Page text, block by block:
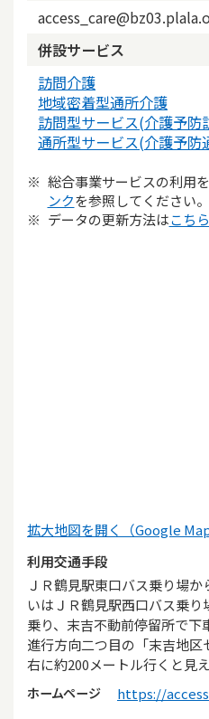
併設サービス
訪問介護
地域密着型通所介護
訪問型サービス(介護予防
通所型サービス(介護予防
総合事業サービスの利用
ンクを参照してください。
データの更新方法はこちら
拡大地図を開く（Google
利用交通手段
ＪＲ鶴見駅東口バス乗り場
いはＪＲ鶴見駅西口バス乗
乗り、末吉不動前停留所で下
進行方向二つ目の「末吉地
右に約200メートル行くと見
ホームページ https://